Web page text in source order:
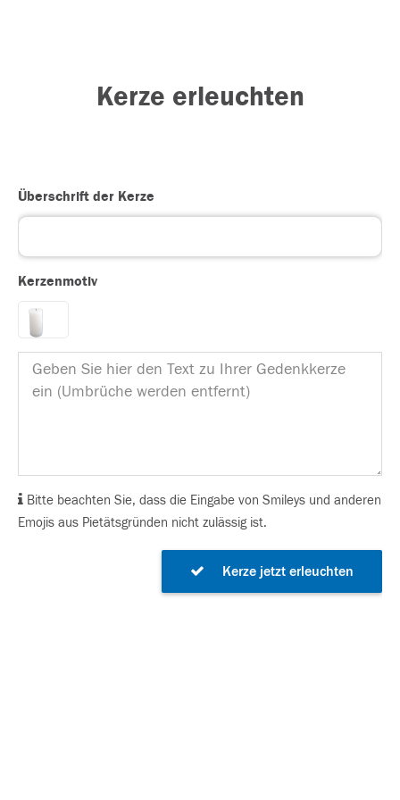
Kerze erleuchten
Überschrift der Kerze
Kerzenmotiv
Bitte beachten Sie, dass die Eingabe von Smileys und anderen
Emojis aus Pietätsgründen nicht zulässig ist.
Kerze jetzt erleuchten